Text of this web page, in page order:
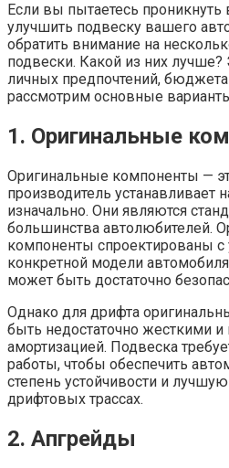
Если вы пытаетесь проникнуть
улучшить подвеску вашего
обратить внимание на
подвески. Какой из них лучше?
личных предпочтений,
рассмотрим основные
1. Оригинальные
Оригинальные компоненты —
производитель устанавливает
изначально. Они являются
большинства автолюбителей.
компоненты спроектированы с
конкретной модели
может быть достаточно
Однако для дрифта
быть недостаточно жесткими и
амортизацией. Подвеска
работы, чтобы обеспечить
степень устойчивости и
дрифтовых трассах.
2. Апгрейды